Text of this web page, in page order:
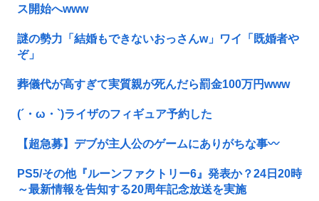
ス開始へwww
謎の勢力「結婚もできないおっさんw」ワイ「既婚者や
ぞ」
葬儀代が高すぎて実質親が死んだら罰金100万円www
(´・ω・`)ライザのフィギュア予約した
【超急募】デブが主人公のゲームにありがちな事〰
PS5/その他『ルーンファクトリー6』発表か？24日20時
～最新情報を告知する20周年記念放送を実施